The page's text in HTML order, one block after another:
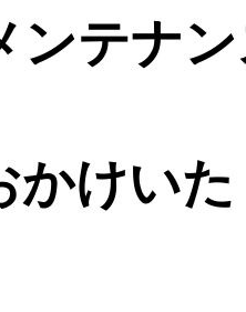
ンテナ
かけい